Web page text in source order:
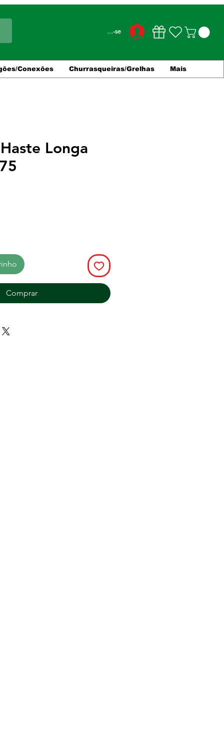
Conecte-se
Conexões Churrasqueiras/Grelhas Mais
Longa
Comprar